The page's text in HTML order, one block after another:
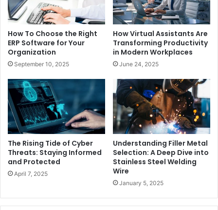
How To Choose the Right
ERP Software for Your
Organization
September 10, 2025
How Virtual Assistants Are
Transforming Productivity
in Modern Workplaces
June 24, 2025
The Rising Tide of Cyber
Threats: Staying Informed
and Protected
April 7, 2025
Understanding Filler Metal
Selection: A Deep Dive into
Stainless Steel Welding
Wire
January 5, 2025